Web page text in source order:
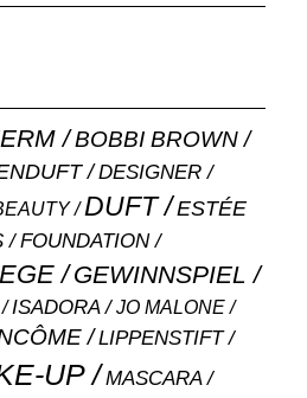
BOBBI BROWN
DESIGNER
DUFT
ESTÉE
FOUNDATION
GEWINNSPIEL
ISADORA JO MALONE
LIPPENSTIFT
UP MASCARA